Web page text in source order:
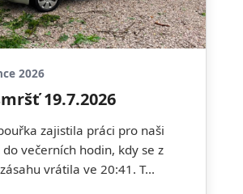
2026
19.7.2026
zajistila práci pro naši
večerních hodin, kdy se z
vrátila ve 20:41. T...